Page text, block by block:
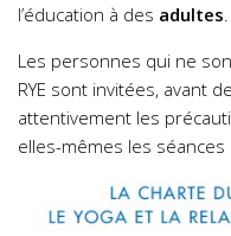
l’éducation à des adultes.
Les personnes qui ne
RYE sont invitées, avant
attentivement les
elles-mêmes les